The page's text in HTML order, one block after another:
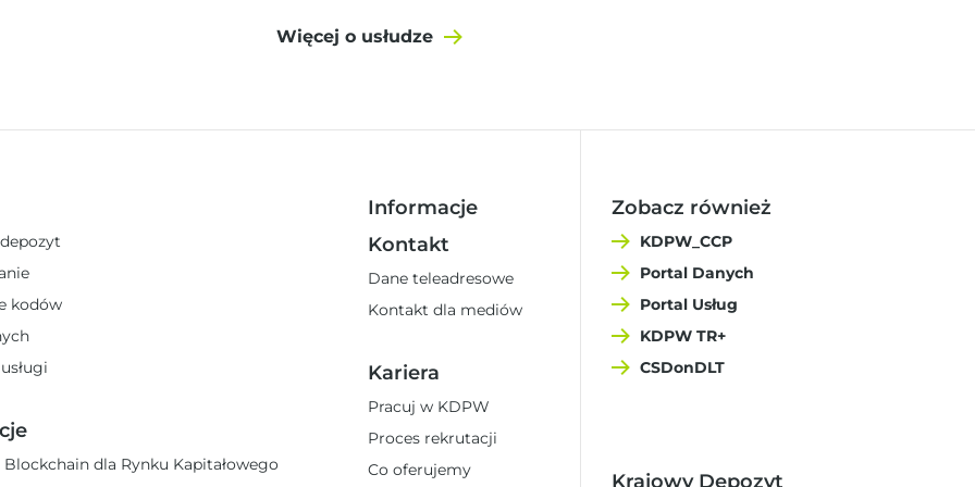
Więcej o usłudze
kodów
dla Rynku Kapitałowego
Informacje
Kontakt
Dane teleadresowe
Kontakt dla mediów
Kariera
Pracuj w KDPW
Proces rekrutacji
Co oferujemy
Zobacz również
KDPW_CCP
Portal Danych
Portal Usług
KDPW TR+
CSDonDLT
Krajowy Depozyt